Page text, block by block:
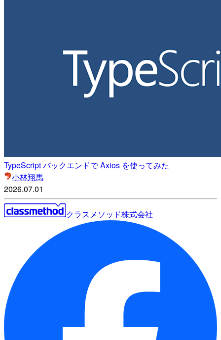
TypeScript バックエンドで Axios を使ってみた
小林翔馬
2026.07.01
クラスメソッド株式会社